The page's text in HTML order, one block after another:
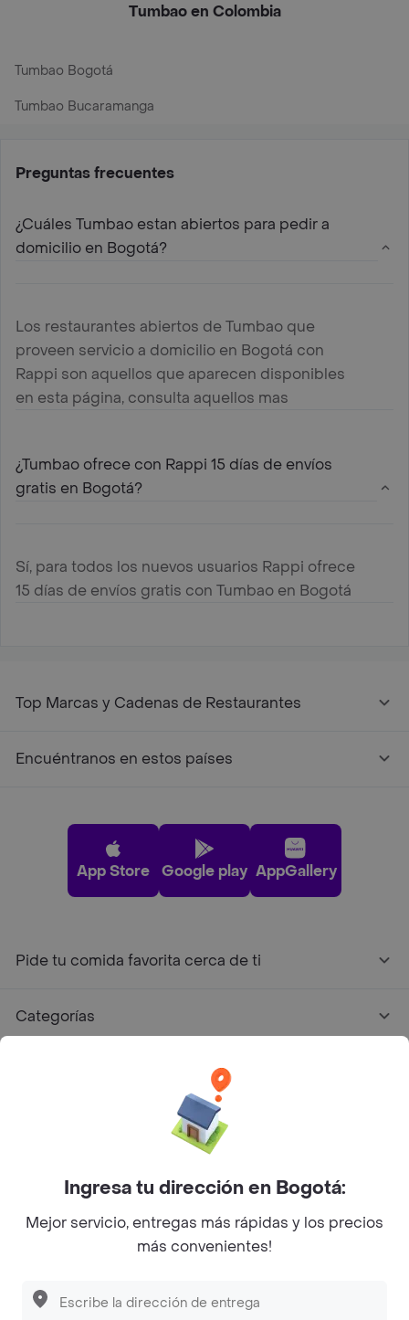
Descubre las PROMOCIONES que tenemos
Tumbao en Colombia
Tumbao Bogotá
Tumbao Bucaramanga
Preguntas frecuentes
¿Cuáles Tumbao estan abiertos para pedir a
domicilio en Bogotá?
Los restaurantes abiertos de Tumbao que
proveen servicio a domicilio en Bogotá con
Rappi son aquellos que aparecen disponibles
en esta página, consulta aquellos mas
¿Tumbao ofrece con Rappi 15 días de envíos
gratis en Bogotá?
Sí, para todos los nuevos usuarios Rappi ofrece
15 días de envíos gratis con Tumbao en Bogotá
Top Marcas y Cadenas de Restaurantes
Encuéntranos en estos países
App Store Google play AppGallery
Pide tu comida favorita cerca de ti
Categorías
Facebook
Twitter
Instagram
©2026Rappi Inc. All rights reserved.
Ingresa tu dirección en Bogotá:
Mejor servicio, entregas más rápidas y los precios
más convenientes!